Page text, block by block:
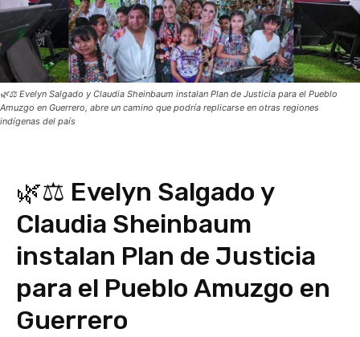
🌿⚖️ Evelyn Salgado y Claudia Sheinbaum instalan Plan de Justicia para el Pueblo
Amuzgo en Guerrero, abre un camino que podría replicarse en otras regiones
indígenas del país
🌿⚖️ Evelyn Salgado y
Claudia Sheinbaum
instalan Plan de Justicia
para el Pueblo Amuzgo en
Guerrero